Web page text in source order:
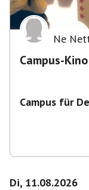
Ne
Campus-
Campus für
Di, 11.08.2026